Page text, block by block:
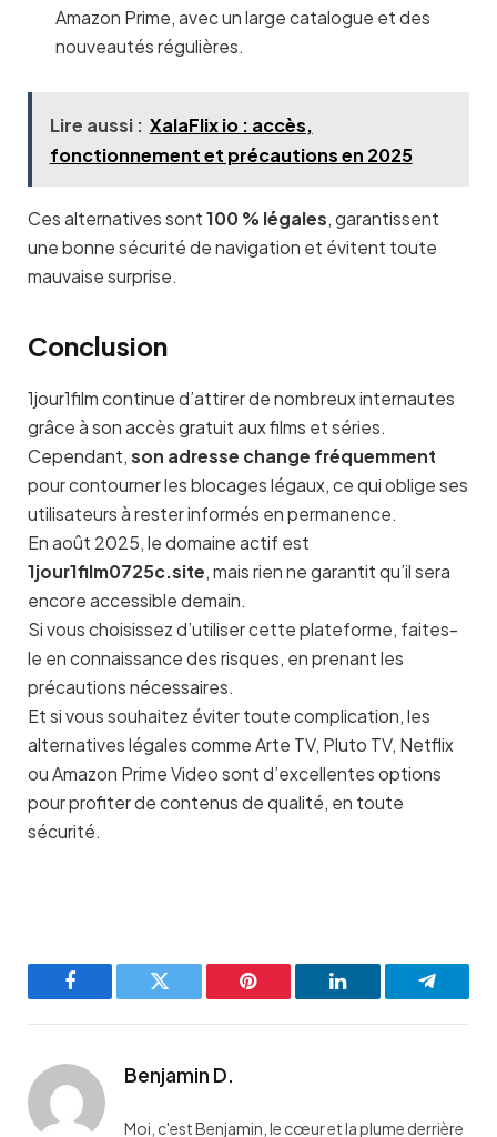
Amazon Prime, avec un large catalogue et des
nouveautés régulières.
Lire aussi : XalaFlix io : accès,
fonctionnement et précautions en 2025
Ces alternatives sont 100 % légales, garantissent
une bonne sécurité de navigation et évitent toute
mauvaise surprise.
Conclusion
1jour1film continue d’attirer de nombreux internautes
grâce à son accès gratuit aux films et séries.
Cependant, son adresse change fréquemment
pour contourner les blocages légaux, ce qui oblige ses
utilisateurs à rester informés en permanence.
En août 2025, le domaine actif est
1jour1film0725c.site, mais rien ne garantit qu’il sera
encore accessible demain.
Si vous choisissez d’utiliser cette plateforme, faites-
le en connaissance des risques, en prenant les
précautions nécessaires.
Et si vous souhaitez éviter toute complication, les
alternatives légales comme Arte TV, Pluto TV, Netflix
ou Amazon Prime Video sont d’excellentes options
pour profiter de contenus de qualité, en toute
sécurité.
Facebook Twitter Pinterest LinkedIn
Benjamin D.
Moi, c'est Benjamin, le cœur et la plume derrière